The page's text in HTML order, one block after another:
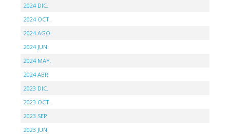
2024 DIC.
2024 OCT.
2024 AGO.
2024 JUN.
2024 MAY.
2024 ABR.
2023 DIC.
2023 OCT.
2023 SEP.
2023 JUN.